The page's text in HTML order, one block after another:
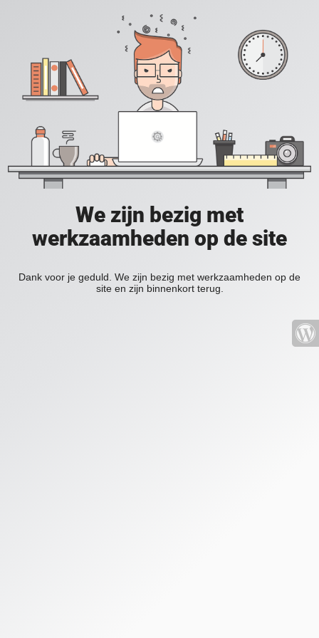
We zijn bezig met
werkzaamheden op de site
Dank voor je geduld. We zijn bezig met werkzaamheden op de
site en zijn binnenkort terug.